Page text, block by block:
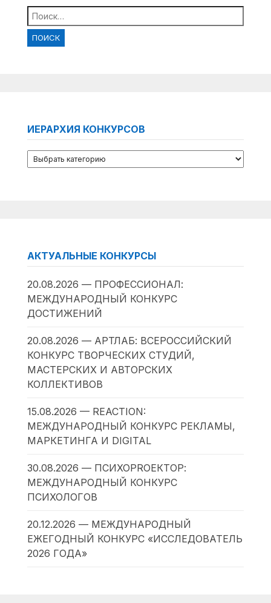
Найти:
ИЕРАРХИЯ КОНКУРСОВ
АКТУАЛЬНЫЕ КОНКУРСЫ
20.08.2026 — ПРОФЕССИОНАЛ:
МЕЖДУНАРОДНЫЙ КОНКУРС
ДОСТИЖЕНИЙ
20.08.2026 — АРТЛАБ: ВСЕРОССИЙСКИЙ
КОНКУРС ТВОРЧЕСКИХ СТУДИЙ,
МАСТЕРСКИХ И АВТОРСКИХ
КОЛЛЕКТИВОВ
15.08.2026 — REACTION:
МЕЖДУНАРОДНЫЙ КОНКУРС РЕКЛАМЫ,
МАРКЕТИНГА И DIGITAL
30.08.2026 — ПСИХОPROЕКТОР:
МЕЖДУНАРОДНЫЙ КОНКУРС
ПСИХОЛОГОВ
20.12.2026 — МЕЖДУНАРОДНЫЙ
ЕЖЕГОДНЫЙ КОНКУРС «ИССЛЕДОВАТЕЛЬ
2026 ГОДА»